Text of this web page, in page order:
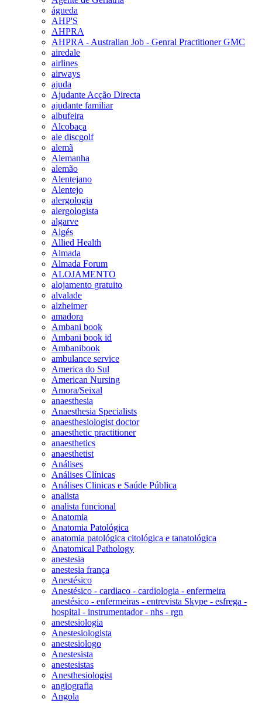
águeda
AHP'S
AHPRA
AHPRA - Australian Job - Genral Practitioner GMC
airedale
airlines
airways
ajuda
Ajudante Acção Directa
ajudante familiar
albufeira
Alcobaça
ale discgolf
alemã
Alemanha
alemão
Alentejano
Alentejo
alergologia
alergologista
algarve
Algés
Allied Health
Almada
Almada Forum
ALOJAMENTO
alojamento gratuito
alvalade
alzheimer
amadora
Ambani book
Ambani book id
Ambanibook
ambulance service
America do Sul
American Nursing
Amora/Seixal
anaesthesia
Anaesthesia Specialists
anaesthesiologist doctor
anaesthetic practitioner
anaesthetics
anaesthetist
Análises
Análises Clínicas
Análises Clinicas e Saúde Pública
analista
analista funcional
Anatomia
Anatomia Patológica
anatomia patológica citológica e tanatológica
Anatomical Pathology
anestesia
anestesia frança
Anestésico
Anestésico - cardiaco - cardiologia - enfermeira
anestésico - enfermeiras - entrevista Skype - esfrega -
hospital - instrumentador - nhs - rgn
anestesiologia
Anestesiologista
anestesiologo
Anestesista
anestesistas
Anesthesiologist
angiografia
Angola